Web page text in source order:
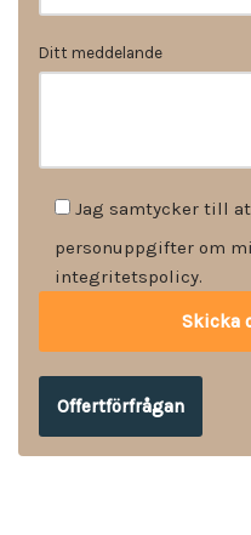
Ditt meddelande
Jag samtycker till
personuppgifter om
integritetspolicy.
Offertförfrågan